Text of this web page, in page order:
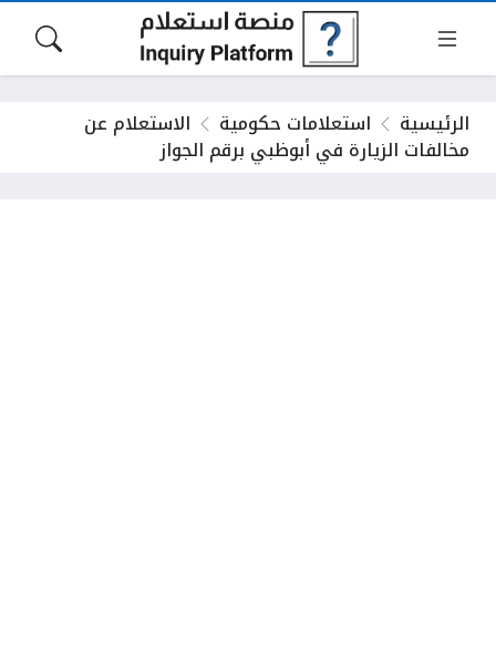
الرئيسية استعلامات حكومية الاستعلام عن
مخالفات الزيارة في أبوظبي برقم الجواز